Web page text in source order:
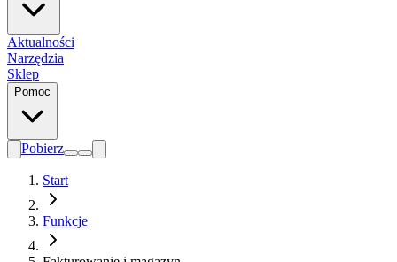
Aktualności
Narzędzia
Sklep
Pomoc
Pobierz
Start
Funkcje